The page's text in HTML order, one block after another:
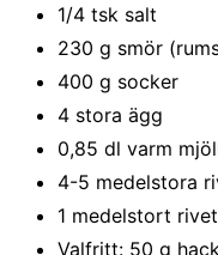
1/4 tsk salt
230 g smör
400 g socker
4 stora ägg
0,85 dl varm
4-5 medelstora
1 medelstort
Valfritt: 50 g